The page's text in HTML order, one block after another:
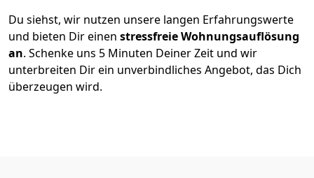
Du siehst, wir nutzen unsere langen Erfahrungswerte
und bieten Dir einen stressfreie Wohnungsauflösung
an. Schenke uns 5 Minuten Deiner Zeit und wir
unterbreiten Dir ein unverbindliches Angebot, das Dich
überzeugen wird.